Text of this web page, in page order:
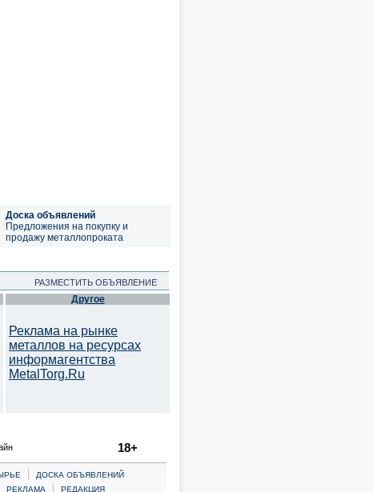
Доска объявлений
Предложения на покупку и
продажу металлопроката
РАЗМЕСТИТЬ ОБЪЯВЛЕНИЕ
Другое
Реклама на рынке
металлов на ресурсах
информагентства
MetalTorg.Ru
18+
|
ДОСКА ОБЪЯВЛЕНИЙ
РЕКЛАМА | РЕДАКЦИЯ